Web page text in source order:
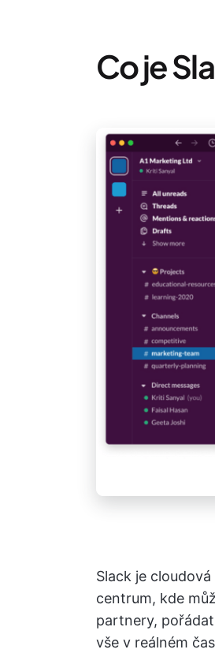
Co je
Slack je
centrum, kde
partnery,
vše v reálném